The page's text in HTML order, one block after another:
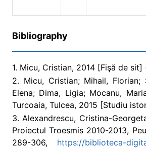
Bibliography
1. Micu, Cristian, 2014 [Fişă de
2. Micu, Cristian; Mihail, Florian;
Elena; Dima, Ligia; Mocanu,
Turcoaia, Tulcea, 2015 [Studiu
3. Alexandrescu, Cristina-
Proiectul Troesmis 2010-2013,
289-306, https://biblioteca-